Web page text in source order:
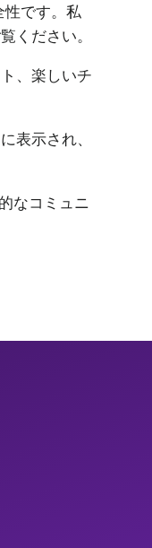
です。私
ください。
、楽しいチ
表示され、
なコミュニ